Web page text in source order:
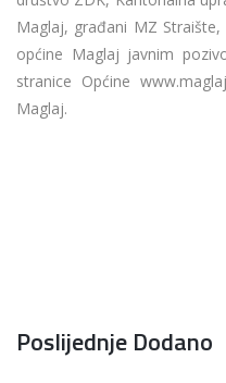
Maglaj, građani MZ
općine Maglaj javnim
stranice Općine
Maglaj.
Poslijednje Dodano